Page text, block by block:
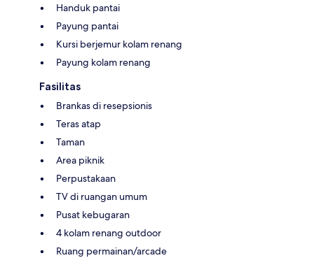
Handuk pantai
Payung pantai
Kursi berjemur kolam renang
Payung kolam renang
Fasilitas
Brankas di resepsionis
Teras atap
Taman
Area piknik
Perpustakaan
TV di ruangan umum
Pusat kebugaran
4 kolam renang outdoor
Ruang permainan/arcade